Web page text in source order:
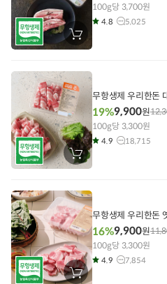
장
바
에
담
기
100g당 3,700원
4.8 5,025
장
바
에
담
기
무항생제 우리한돈
19%9,900원
100g당 3,300원
4.9 18,715
장
무항생제 우리한돈
16%9,900원
100g당 3,300원
4.9 7,854